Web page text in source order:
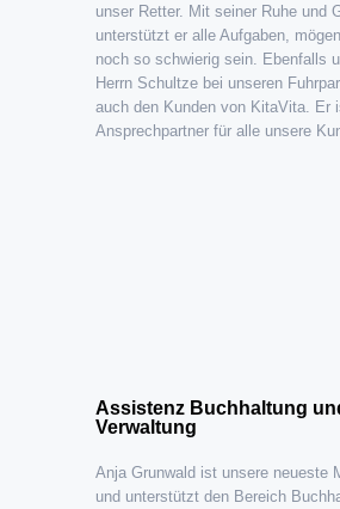
unser Retter. Mit seiner Ruhe und
unterstützt er alle Aufgaben,
noch so schwierig sein. Ebenfalls
Herrn Schultze bei unseren
auch den Kunden von KitaVita. Er
Ansprechpartner für alle unsere
Assistenz Buchhaltung
Verwaltung
Anja Grunwald ist unsere neueste
und unterstützt den Bereich